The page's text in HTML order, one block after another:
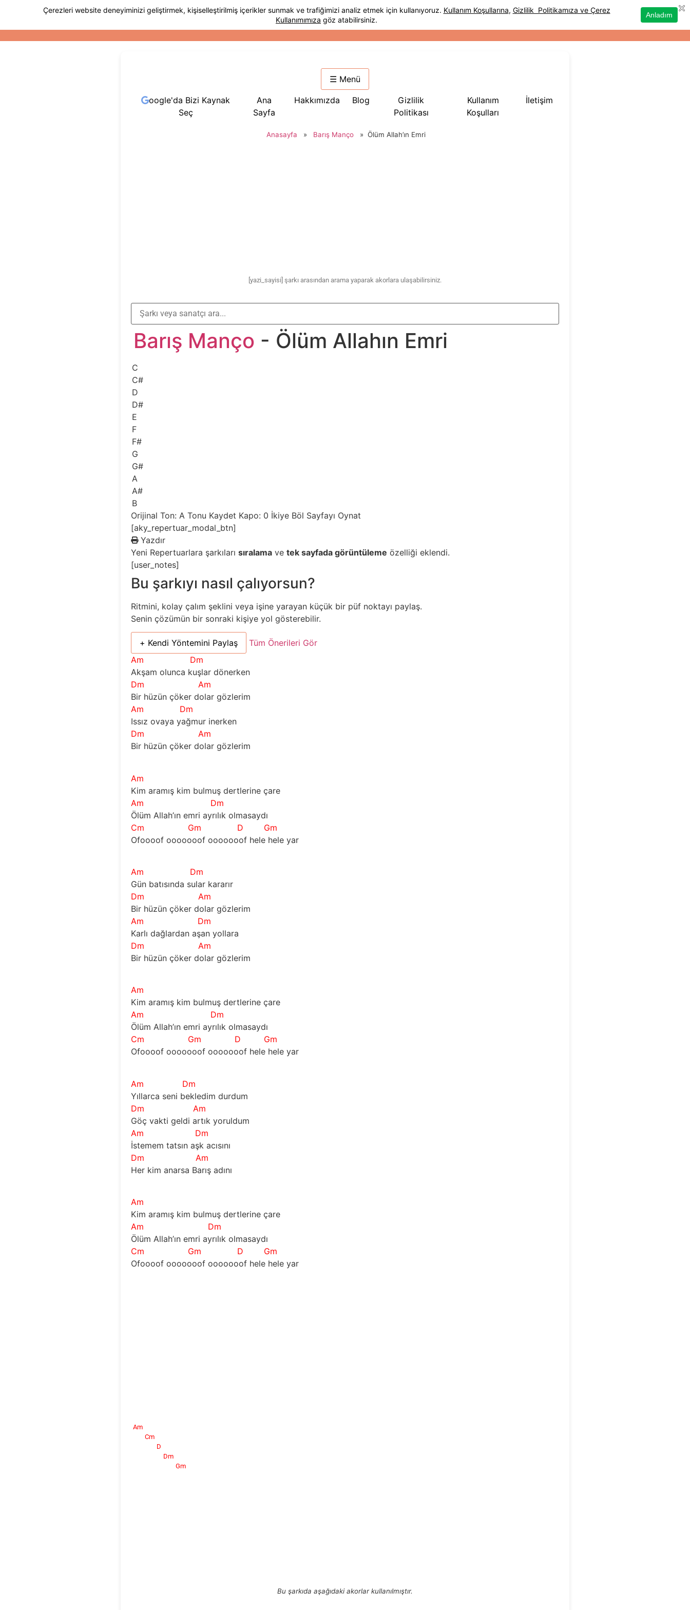
☰ Menü
oogle'da Bizi Kaynak
Seç
Ana
Sayfa
Hakkımızda Blog
Gizlilik
Politikası
Kullanım
Koşulları
İletişim
Anasayfa » Barış Manço » Ölüm Allah’ın Emri
[yazi_sayisi] şarkı arasından arama yaparak akorlara ulaşabilirsiniz.
Barış Manço - Ölüm Allahın Emri
C
C#
D
D#
E
F
F#
G
G#
A
A#
B
Orijinal Ton: ATonu Kaydet Kapo: 0 İkiye Böl Sayfayı Oynat
[aky_repertuar_modal_btn]
Yazdır
Yeni Repertuarlara şarkılarısıralama vetek sayfada görüntüleme özelliği eklendi.
[user_notes]
Bu şarkıyı nasıl çalıyorsun?
Ritmini, kolay çalım şeklini veya işine yarayan küçük bir püf noktayı paylaş.
Senin çözümün bir sonraki kişiye yol gösterebilir.
+ Kendi Yöntemini Paylaş
Tüm Önerileri Gör
Am
Dm
Akşam olunca kuşlar dönerken
Dm
Am
Bir hüzün çöker dolar gözlerim
Am
Dm
Issız ovaya yağmur inerken
Dm
Am
Bir hüzün çöker dolar gözlerim
Am
Kim aramış kim bulmuş dertlerine çare
Am
Dm
Ölüm Allah’ın emri ayrılık olmasaydı
Cm
Gm D
Gm
Ofoooof ooooooof ooooooof hele hele yar
Am
Dm
Gün batısında sular kararır
Dm
Am
Bir hüzün çöker dolar gözlerim
Am
Dm
Karlı dağlardan aşan yollara
Dm
Am
Bir hüzün çöker dolar gözlerim
Am
Kim aramış kim bulmuş dertlerine çare
Am
Dm
Ölüm Allah’ın emri ayrılık olmasaydı
Cm
Gm D
Gm
Ofoooof ooooooof ooooooof hele hele yar
Am
Dm
Yıllarca seni bekledim durdum
Dm
Am
Göç vakti geldi artık yoruldum
Am
Dm
İstemem tatsın aşk acısını
Dm
Am
Her kim anarsa Barış adını
Am
Kim aramış kim bulmuş dertlerine çare
Am
Dm
Ölüm Allah’ın emri ayrılık olmasaydı
Cm
Gm D
Gm
Ofoooof ooooooof ooooooof hele hele yar
Am
Cm
D
Dm
Gm
Bu şarkıda aşağıdaki akorlar kullanılmıştır.